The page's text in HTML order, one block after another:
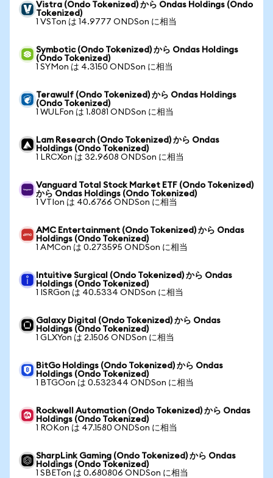
Vistra (Ondo Tokenized) から Ondas Holdings (Ondo
Tokenized)
1 VSTon は 14.9777 ONDSon に相当
Symbotic (Ondo Tokenized) から Ondas Holdings
(Ondo Tokenized)
1 SYMon は 4.3150 ONDSon に相当
Terawulf (Ondo Tokenized) から Ondas Holdings
(Ondo Tokenized)
1 WULFon は 1.8081 ONDSon に相当
Lam Research (Ondo Tokenized) から Ondas
Holdings (Ondo Tokenized)
1 LRCXon は 32.9608 ONDSon に相当
Vanguard Total Stock Market ETF (Ondo Tokenized)
から Ondas Holdings (Ondo Tokenized)
1 VTIon は 40.6766 ONDSon に相当
AMC Entertainment (Ondo Tokenized) から Ondas
Holdings (Ondo Tokenized)
1 AMCon は 0.273595 ONDSon に相当
Intuitive Surgical (Ondo Tokenized) から Ondas
Holdings (Ondo Tokenized)
1 ISRGon は 40.5334 ONDSon に相当
Galaxy Digital (Ondo Tokenized) から Ondas
Holdings (Ondo Tokenized)
1 GLXYon は 2.1506 ONDSon に相当
BitGo Holdings (Ondo Tokenized) から Ondas
Holdings (Ondo Tokenized)
1 BTGOon は 0.532344 ONDSon に相当
Rockwell Automation (Ondo Tokenized) から Ondas
Holdings (Ondo Tokenized)
1 ROKon は 47.1580 ONDSon に相当
SharpLink Gaming (Ondo Tokenized) から Ondas
Holdings (Ondo Tokenized)
1 SBETon は 0.680806 ONDSon に相当